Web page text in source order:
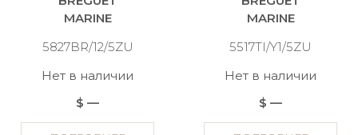
MARINE
5827BR/12/5ZU
Нет в наличии
$ —
MARINE
5517TI/Y1/5ZU
Нет в наличии
$ —